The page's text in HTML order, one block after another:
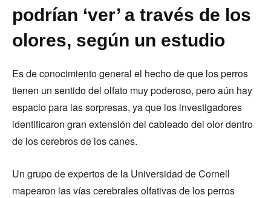
podrían ‘ver’ a través de los
olores, según un estudio
Es de conocimiento general el hecho de que los perros
tienen un sentido del olfato muy poderoso, pero aún hay
espacio para las sorpresas, ya que los investigadores
identificaron gran extensión del cableado del olor dentro
de los cerebros de los canes.
Un grupo de expertos de la Universidad de Cornell
mapearon las vías cerebrales olfativas de los perros